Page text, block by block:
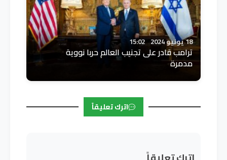
18 يونيو 2024 15:02
ترامب قادر على تجنيب العالم حربا نووية
مدمرة
اترك تعليقاً